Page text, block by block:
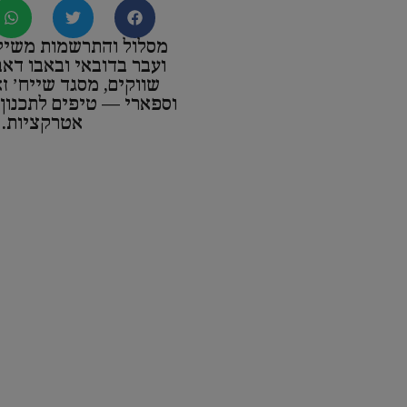
מסלול והתרשמות
ועבר בדובאי ובאבו
שווקים, מסגד שייח׳
וספארי — טיפים
אטרקציות.